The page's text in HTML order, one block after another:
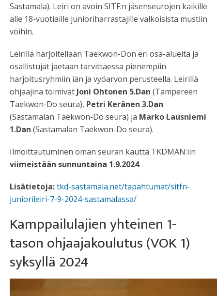
Sastamala). Leiri on avoin SITF:n jäsenseurojen kaikille
alle 18-vuotiaille junioriharrastajille valkoisista mustiin
vöihin.
Leirillä harjoitellaan Taekwon-Don eri osa-alueita ja
osallistujat jaetaan tarvittaessa pienempiin
harjoitusryhmiin iän ja vyöarvon perusteella. Leirillä
ohjaajina toimivat Joni Ohtonen 5.Dan (Tampereen
Taekwon-Do seura), Petri Keränen 3.Dan
(Sastamalan Taekwon-Do seura) ja Marko Lausniemi
1.Dan (Sastamalan Taekwon-Do seura).
Ilmoittautuminen oman seuran kautta TKDMAN:iin
viimeistään sunnuntaina 1.9.2024.
Lisätietoja:tkd-sastamala.net/tapahtumat/sitfn-
juniorileiri-7-9-2024-sastamalassa/
Kamppailulajien yhteinen 1-
tason ohjaajakoulutus (VOK 1)
syksyllä 2024